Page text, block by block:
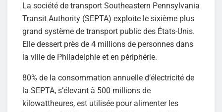
La société de transport Southeastern Pennsylvania
Transit Authority (SEPTA) exploite le sixième plus
grand système de transport public des États-Unis.
Elle dessert près de 4 millions de personnes dans
la ville de Philadelphie et en périphérie.
80% de la consommation annuelle d’électricité de
la SEPTA, s’élevant à 500 millions de
kilowattheures, est utilisée pour alimenter les